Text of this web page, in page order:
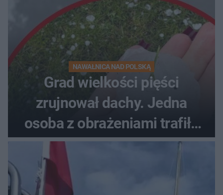
NAWAŁNICA NAD POLSKĄ
Grad wielkości pięści
zrujnował dachy. Jedna
osoba z obrażeniami trafiła
do szpitala